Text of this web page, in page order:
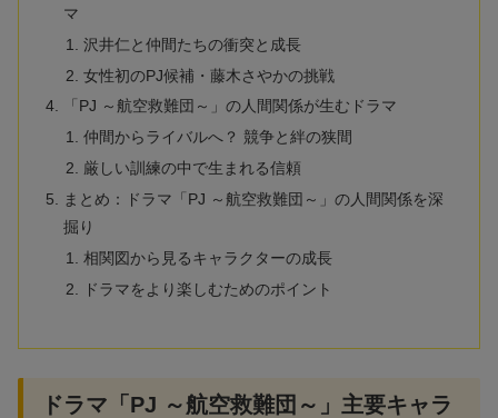
マ
沢井仁と仲間たちの衝突と成長
女性初のPJ候補・藤木さやかの挑戦
「PJ ～航空救難団～」の人間関係が生むドラマ
仲間からライバルへ？ 競争と絆の狭間
厳しい訓練の中で生まれる信頼
まとめ：ドラマ「PJ ～航空救難団～」の人間関係を深
掘り
相関図から見るキャラクターの成長
ドラマをより楽しむためのポイント
ドラマ「PJ ～航空救難団～」主要キャラ